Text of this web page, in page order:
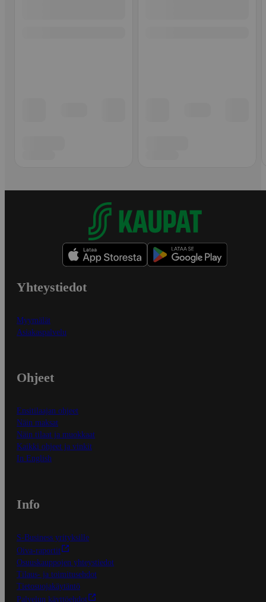
Yhteystiedot
Myymälät
Asiakaspalvelu
Ohjeet
Ensitilaajan ohjeet
Näin maksat
Näin tilaat ja muokkaat
Kaikki ohjeet ja vinkit
In English
Info
S-Business yrityksille
Oiva-raportit
Osuuskauppojen yhteystiedot
Tilaus- ja toimitusehdot
Tietosuojakäytäntö
Palvelun käyttöehdot